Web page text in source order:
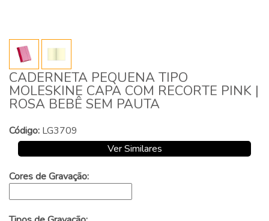
CADERNETA PEQUENA TIPO
MOLESKINE CAPA COM RECORTE PINK |
ROSA BEBÊ SEM PAUTA
Código: LG3709
Ver Similares
Cores de Gravação: